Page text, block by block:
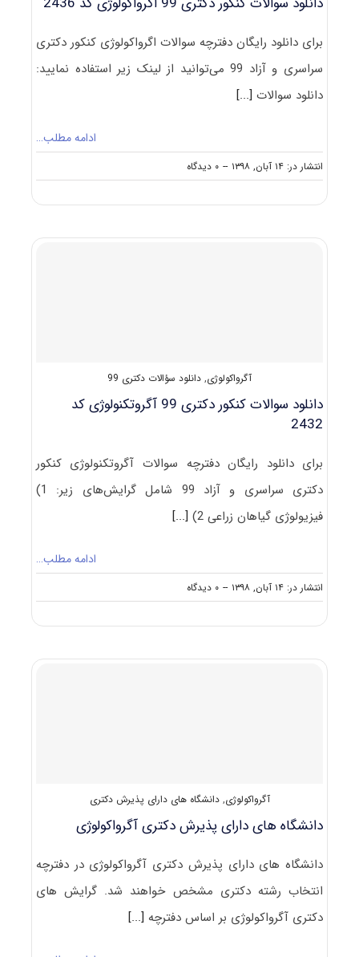
برای دانلود رایگان دفترچه سوالات اگرواکولوژی کنکور دکتری
سراسری و آزاد 99 می‌توانید از لینک زیر استفاده نمایید:
دانلود سوالات[...]
ادامه مطلب…
انتشار در: ۱۴ آبان, ۱۳۹۸ -- ۰ دیدگاه
on
دانلود
۹۹
آگرواکولوژی, دانلود سؤالات دکتری 99
دانلود سوالات کنکور دکتری 99 آﮔﺮوﺗﻜﻨﻮﻟﻮژی کد
2432
برای دانلود رایگان دفترچه سوالات آﮔﺮوﺗﻜﻨﻮﻟﻮژی کنکور
دکتری سراسری و آزاد 99 شامل گرایش‌های زیر: 1)
فیزﻳﻮﻟﻮژی ﮔﻴﺎﻫﺎن زراعی 2)
[...]
ادامه مطلب…
انتشار در: ۱۴ آبان, ۱۳۹۸ -- ۰ دیدگاه
on
دانلود
۹۹
آگرواکولوژی,دانشگاه های دارای پذیرش دکتری
دانشگاه های دارای پذیرش دکتری آﮔﺮواﻛﻮﻟﻮژی
دانشگاه های دارای پذیرش دکتری آﮔﺮواﻛﻮﻟﻮژی در دفترچه
انتخاب رشته دکتری مشخص خواهند شد. گرایش های
دکتری آﮔﺮواﻛﻮﻟﻮژی بر اساس دفترچه [...]